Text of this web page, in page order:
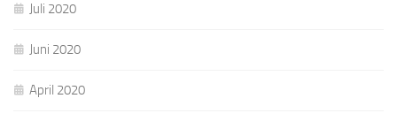
Juli 2020
Juni 2020
April 2020